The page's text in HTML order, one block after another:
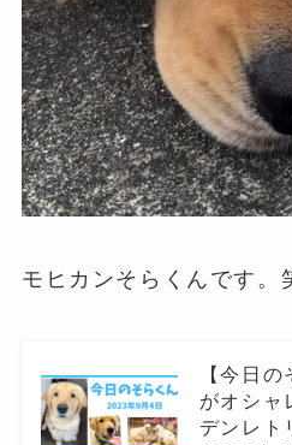
モヒカンそらくんです。
【今日
がオシャ
デンレト